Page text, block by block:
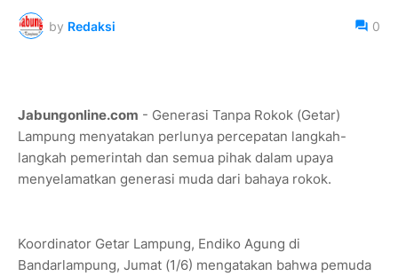
by Redaksi 0
Jabungonline.com - Generasi Tanpa Rokok (Getar)
Lampung menyatakan perlunya percepatan langkah-
langkah pemerintah dan semua pihak dalam upaya
menyelamatkan generasi muda dari bahaya rokok.
Koordinator Getar Lampung, Endiko Agung di
Bandarlampung, Jumat (1/6) mengatakan bahwa pemuda